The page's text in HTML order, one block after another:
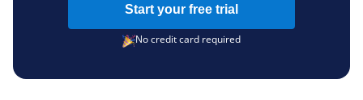
Start your free trial
No credit card required